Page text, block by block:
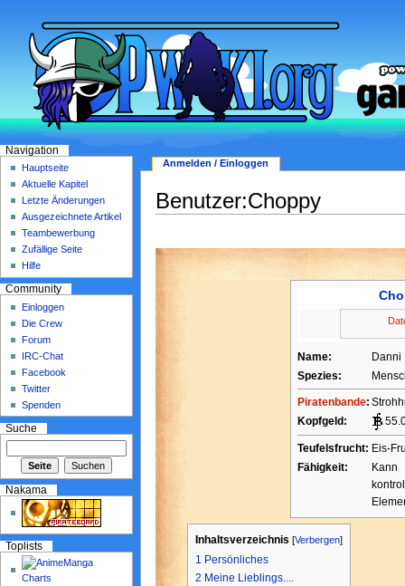
Benutzer:Choppy
Name:
Danni
Spezies:
Piratenbande:
Kopfgeld:
Teufelsfrucht: Eis-
Fähigkeit:
Kann
Inhaltsverzeichnis [Verbergen]
1 Persönliches
2 Meine Lieblings....
Anmelden / Einloggen
Navigation
Hauptseite
Aktuelle Kapitel
Letzte Änderungen
Ausgezeichnete Artikel
Teambewerbung
Zufällige Seite
Hilfe
Community
Einloggen
Die Crew
Forum
IRC-Chat
Facebook
Twitter
Spenden
Suche
Nakama
Toplists